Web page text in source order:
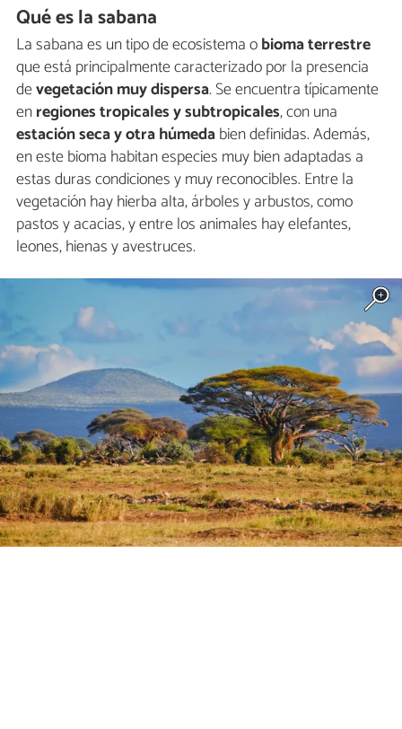
Qué es la sabana
La sabana es un tipo de ecosistema obioma terrestre
que está principalmente caracterizado por la presencia
devegetación muy dispersa. Se encuentra típicamente
enregiones tropicales y subtropicales, con una
estación seca y otra húmedabien definidas. Además,
en este bioma habitan especies muy bien adaptadas a
estas duras condiciones y muy reconocibles. Entre la
vegetación hay hierba alta, árboles y arbustos, como
pastos y acacias, y entre los animales hay elefantes,
leones, hienas y avestruces.